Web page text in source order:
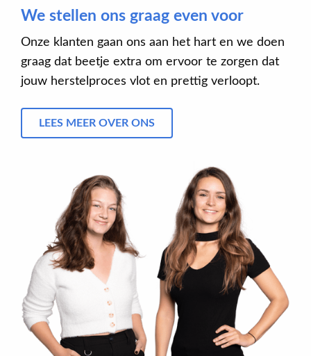
We stellen ons graag even voor
Onze klanten gaan ons aan het hart en we doen
graag dat beetje extra om ervoor te zorgen dat
jouw herstelproces vlot en prettig verloopt.
LEES MEER OVER ONS